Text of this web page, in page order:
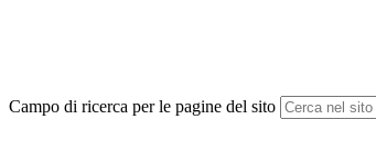
Campo di ricerca per le pagine del sito